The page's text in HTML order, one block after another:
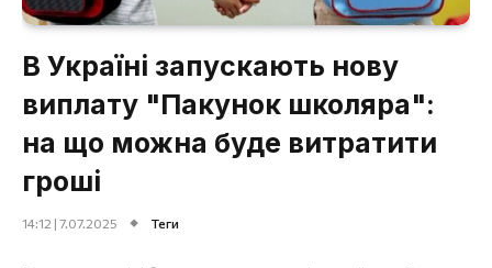
В Україні запускають нову
виплату "Пакунок школяра":
на що можна буде витратити
гроші
14:12 | 7.07.2025 Теги